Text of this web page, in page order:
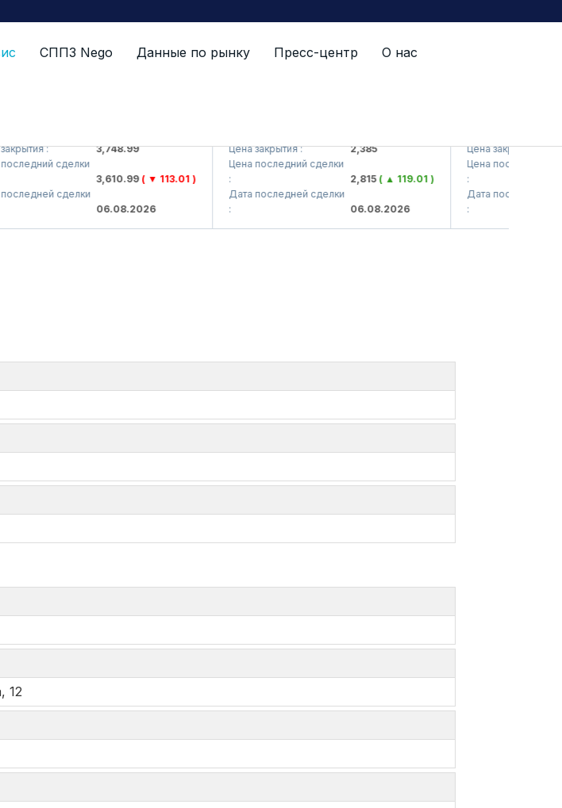
СППЗ Nego Данные по рынку Пресс-центр О нас
:
3,748.99
сделки
3,610.99( ▼ 113.01 )
сделки
06.08.2026
Цена закрытия :
2,385
Цена последний сделки
2,815( ▲ 119.01 )
Дата последней сделки
06.08.2026
Цена закрытия :
Цена последний
Дата последней
12